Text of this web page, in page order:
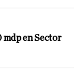
mdp en Sector